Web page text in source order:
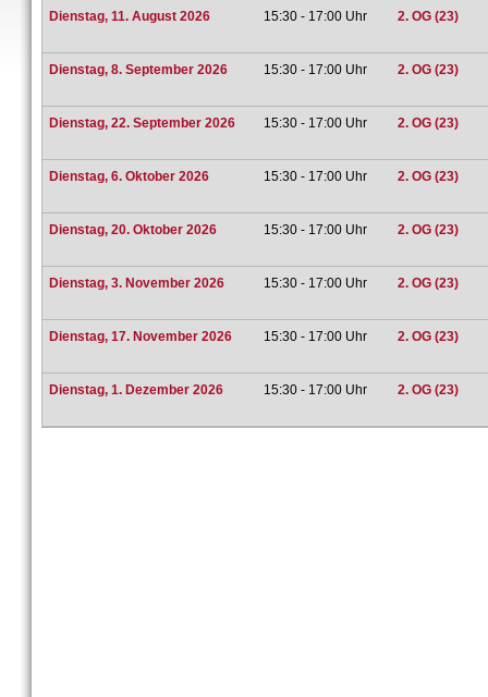
Dienstag, 11. August 2026
15:30 - 17:00 Uhr 2. OG (23)
Dienstag, 8. September 2026 15:30 - 17:00 Uhr 2. OG (23)
Dienstag, 22. September 2026 15:30 - 17:00 Uhr 2. OG (23)
Dienstag, 6. Oktober 2026 15:30 - 17:00 Uhr 2. OG (23)
Dienstag, 20. Oktober 2026 15:30 - 17:00 Uhr 2. OG (23)
Dienstag, 3. November 2026 15:30 - 17:00 Uhr 2. OG (23)
Dienstag, 17. November 2026 15:30 - 17:00 Uhr 2. OG (23)
Dienstag, 1. Dezember 2026 15:30 - 17:00 Uhr 2. OG (23)